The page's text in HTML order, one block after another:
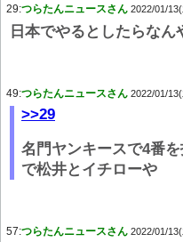
29:つらたんニュースさん 2022/01/
日本でやるとしたらなん
49:つらたんニュースさん 2022/01/
>>29
名門ヤンキースで4番
で松井とイチローや
57:つらたんニュースさん 2022/01/